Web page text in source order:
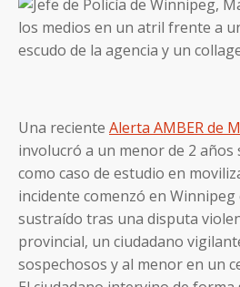
Una reciente Alerta AMBER de
involucró a un menor de 2 años
como caso de estudio en
incidente comenzó en
sustraído tras una disputa
provincial, un ciudadano
sospechosos y al menor en un